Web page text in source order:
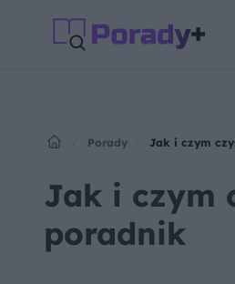
Porady Jak i czym
Jak i czym
poradnik